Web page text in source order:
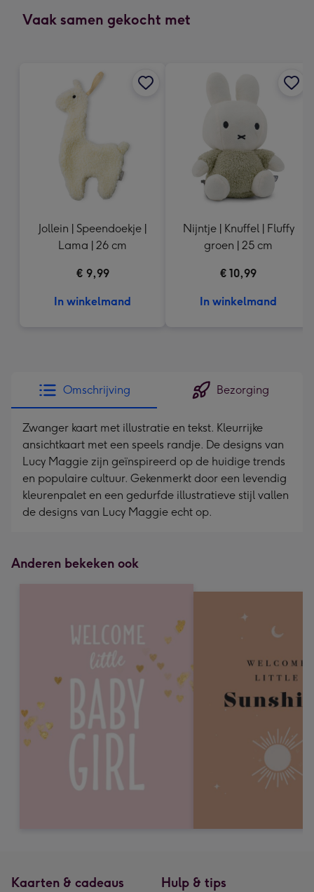
-
Vaak samen gekocht met
Jollein | Speendoekje |
Lama | 26 cm
€ 9,99
In winkelmand
Nijntje | Knuffel | Fluffy
groen | 25 cm
€ 10,99
In winkelmand
Omschrijving Bezorging
Zwanger kaart met illustratie en tekst. Kleurrijke
ansichtkaart met een speels randje. De designs van
Lucy Maggie zijn geïnspireerd op de huidige trends
en populaire cultuur. Gekenmerkt door een levendig
kleurenpalet en een gedurfde illustratieve stijl vallen
de designs van Lucy Maggie echt op.
Anderen bekeken ook
Kaarten & cadeaus Hulp & tips